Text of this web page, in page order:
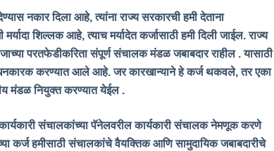
नकार दिला आहे, त्यांना राज्य सरकारची हमी देताना
शिल्लक आहे, त्याच मर्यादेत कर्जासाठी हमी दिली जाईल. राज्य
परतफेडीकरिता संपूर्ण संचालक मंडळ जबाबदार राहील . यासाठी
करण्यात आले आहे. जर कारखान्याने हे कर्ज थकवले, तर एका
मंडळ नियुक्त करण्यात येईल .
संचालकांच्या पॅनेलवरील कार्यकारी संचालक नेमणूक करणे
हमीसाठी संचालकांचे वैयक्तिक आणि सामुदायिक जबाबदारीचे